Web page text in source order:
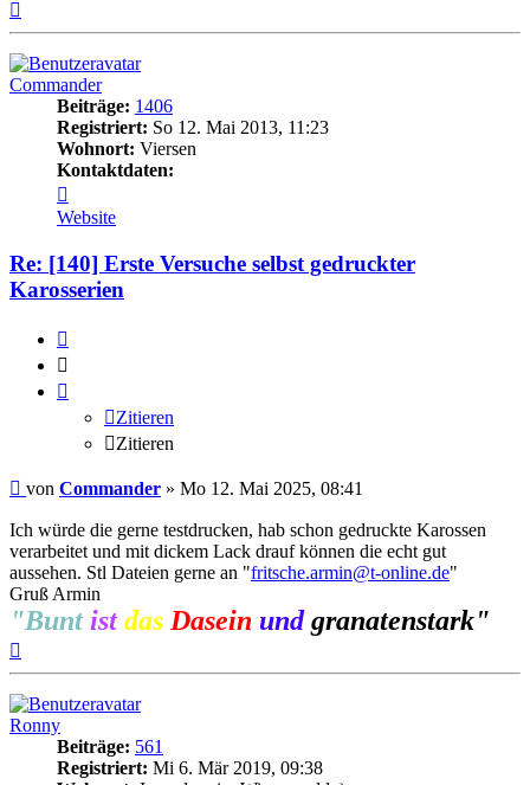
Commander
Beiträge: 1406
Registriert: So 12. Mai 2013, 11:23
Wohnort: Viersen
Kontaktdaten:
von
Commander
Website
Re: [140] Erste Versuche selbst gedruckter
Karosserien
Zitieren
Zitieren
Beitrag
von Commander » Mo 12. Mai 2025, 08:41
Ich würde die gerne testdrucken, hab schon gedruckte Karossen
verarbeitet und mit dickem Lack drauf können die echt gut
aussehen. Stl Dateien gerne an "fritsche.armin@t-online.de"
Gruß Armin
"Bunt ist das Dasein undgranatenstark"
Ronny
Beiträge: 561
Registriert: Mi 6. Mär 2019, 09:38